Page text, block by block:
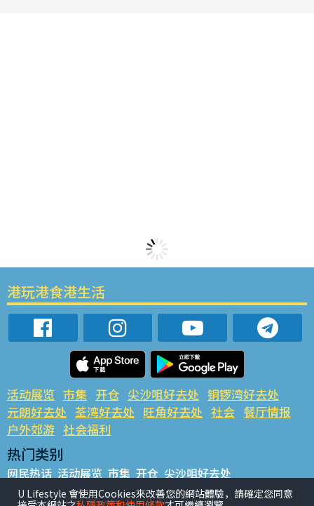
港玩港食港生活
活动展览 市集 开仓 尖沙咀好去处 铜锣湾好去处
元朗好去处 荃湾好去处 旺角好去处 社会 餐厅情报
户外郊游 社会福利
热门类别
网民热话 活动展览 市集 开仓 尖沙咀好去处
铜锣湾好去处 元朗好去处 荃湾好去处 旺角好去处 社会
U Lifestyle 會使用Cookies來改善您的網站體驗，請確定您同意